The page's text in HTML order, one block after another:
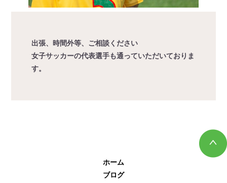
出張、時間外等、ご相談ください
女子サッカーの代表選手も通っていただいておりま
す。
ホーム
ブログ